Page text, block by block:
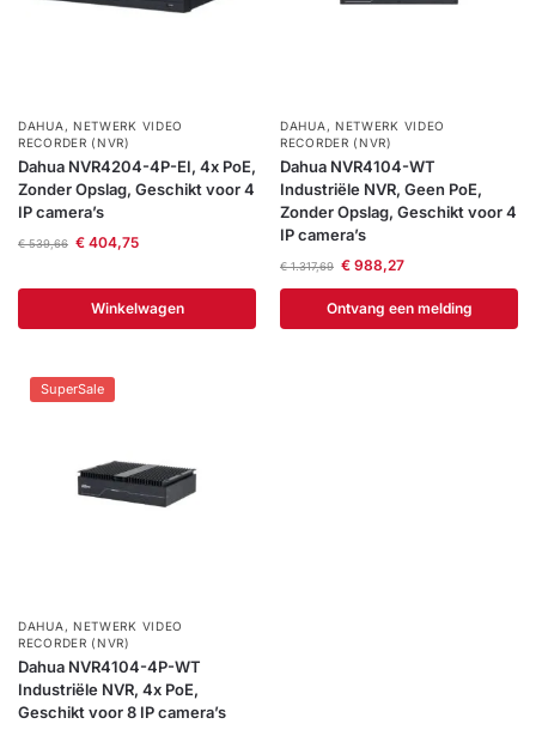
DAHUA , NETWERK VIDEO
RECORDER (NVR)
Dahua NVR4204-4P-EI, 4x PoE,
Zonder Opslag, Geschikt voor 4
IP camera’s
€539,66 €404,75
Winkelwagen
DAHUA , NETWERK VIDEO
RECORDER (NVR)
Dahua NVR4104-WT
Industriële NVR, Geen PoE,
Zonder Opslag, Geschikt voor 4
IP camera’s
€1.317,69 €988,27
Ontvang een melding
SuperSale
DAHUA , NETWERK VIDEO
RECORDER (NVR)
Dahua NVR4104-4P-WT
Industriële NVR, 4x PoE,
Geschikt voor 8 IP camera’s